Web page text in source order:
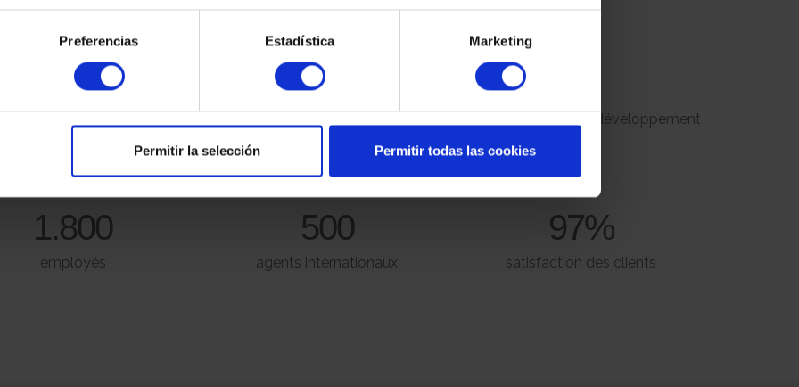
Preferencias Estadística Marketing
Permitir la selección Permitir todas las cookies
Plus de
11,5
2
3.000
projets en cours de développement
1.800
employés
500
agents internationaux
97%
satisfaction des clients